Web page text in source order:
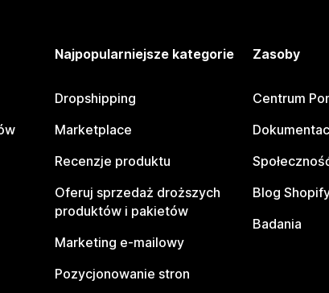
Najpopularniejsze kategorie
Dropshipping
Marketplace
Recenzje produktu
Oferuj sprzedaż droższych
produktów i pakietów
Marketing e-mailowy
Pozycjonowanie stron
Zasoby
Centrum
Blog
Badania